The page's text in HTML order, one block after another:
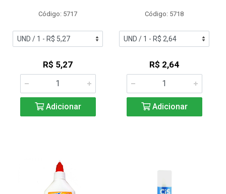
Código: 5717
R$ 5,27
Adicionar
Código: 5718
R$ 2,64
Adicionar